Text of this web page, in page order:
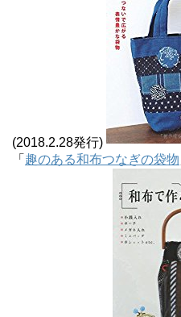
(2018.2.28発行)
「 趣のある和布つなぎの袋物